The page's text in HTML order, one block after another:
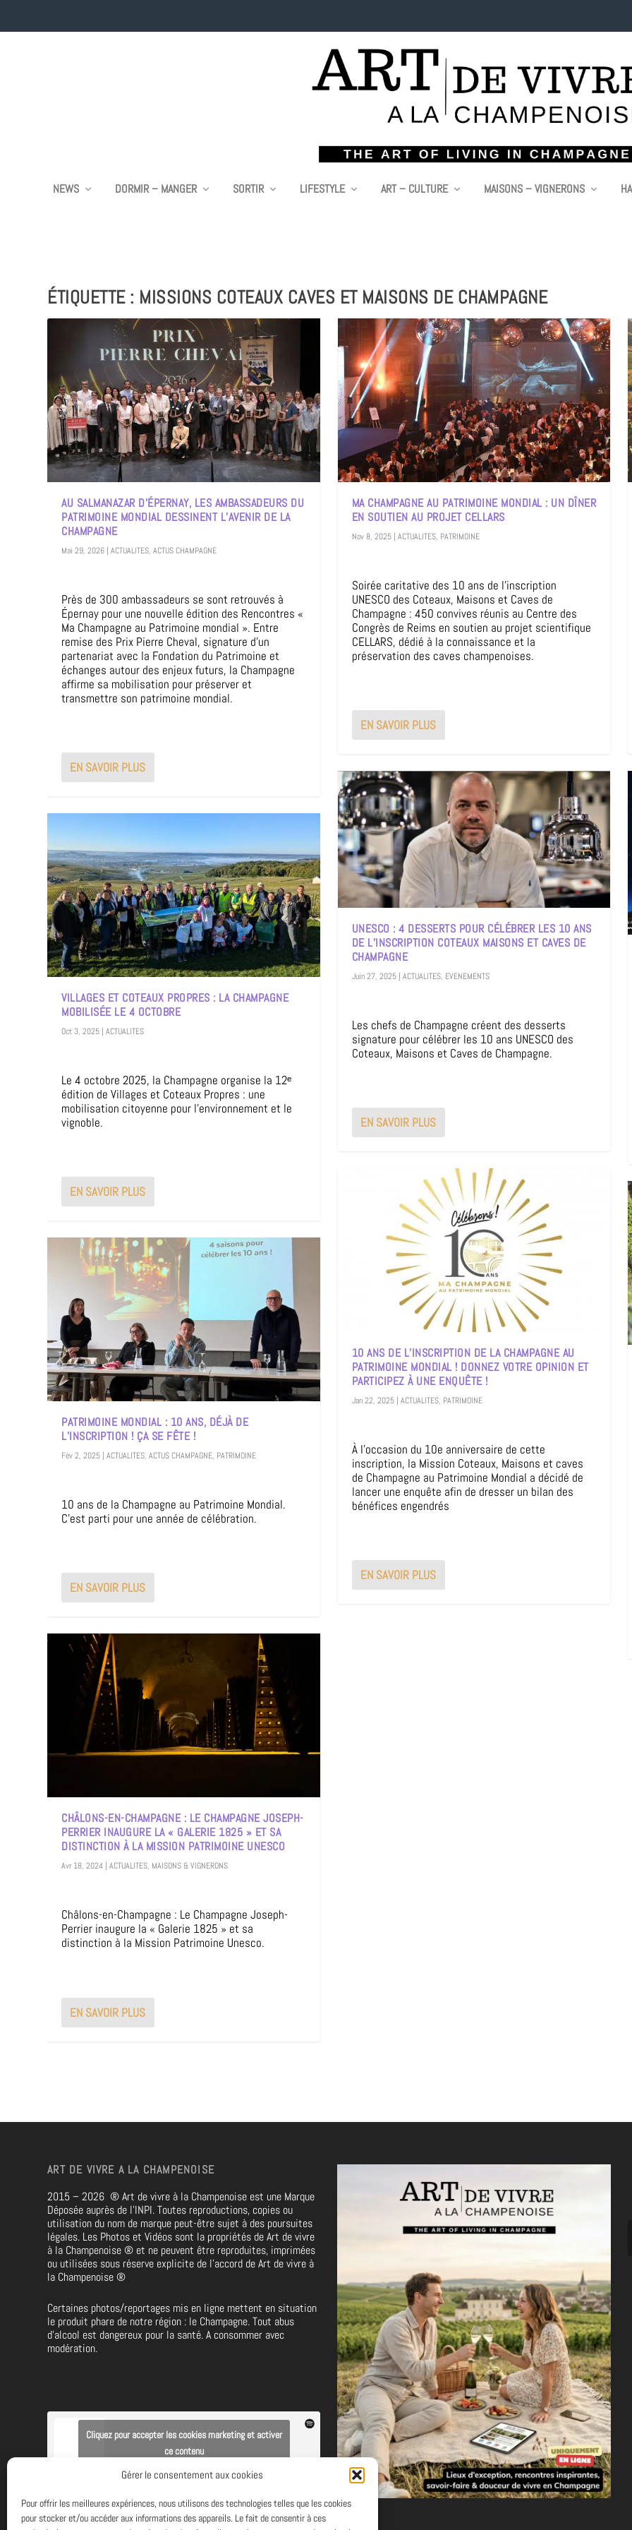
Gérer le consentement aux cookies
Pour offrir les meilleures expériences, nous utilisons des technologies telles que les cookies
pour stocker et/ou accéder aux informations des appareils. Le fait de consentir à ces
NEWS DORMIR – MANGER SORTIR LIFESTYLE ART – CULTURE MAISONS – VIGNERONS
ÉTIQUETTE : MISSIONS COTEAUX CAVES ET MAISONS DE CHAMPAGNE
AU SALMANAZAR D’ÉPERNAY, LES AMBASSADEURS DU
PATRIMOINE MONDIAL DESSINENT L’AVENIR DE LA
CHAMPAGNE
Mai 29, 2026 |ACTUALITES,ACTUS CHAMPAGNE
Près de 300 ambassadeurs se sont retrouvés à
Épernay pour une nouvelle édition des Rencontres «
Ma Champagne au Patrimoine mondial ». Entre
remise des Prix Pierre Cheval, signature d’un
partenariat avec la Fondation du Patrimoine et
échanges autour des enjeux futurs, la Champagne
affirme sa mobilisation pour préserver et
transmettre son patrimoine mondial.
EN SAVOIR PLUS
VILLAGES ET COTEAUX PROPRES : LA CHAMPAGNE
MOBILISÉE LE 4 OCTOBRE
Oct 3, 2025 |ACTUALITES
Le 4 octobre 2025, la Champagne organise la 12ᵉ
édition de Villages et Coteaux Propres : une
mobilisation citoyenne pour l’environnement et le
vignoble.
EN SAVOIR PLUS
PATRIMOINE MONDIAL : 10 ANS, DÉJÀ DE
L’INSCRIPTION ! ÇA SE FÊTE !
Fév 2, 2025 |ACTUALITES,ACTUS CHAMPAGNE, PATRIMOINE
10 ans de la Champagne au Patrimoine Mondial.
C’est parti pour une année de célébration.
EN SAVOIR PLUS
CHÂLONS-EN-CHAMPAGNE : LE CHAMPAGNE JOSEPH-
PERRIER INAUGURE LA « GALERIE 1825 » ET SA
DISTINCTION À LA MISSION PATRIMOINE UNESCO
Avr 18, 2024 |ACTUALITES, MAISONS & VIGNERONS
Châlons-en-Champagne : Le Champagne Joseph-
Perrier inaugure la « Galerie 1825 » et sa
distinction à la Mission Patrimoine Unesco.
EN SAVOIR PLUS
MA CHAMPAGNE AU PATRIMOINE MONDIAL : UN DÎNER
EN SOUTIEN AU PROJET CELLARS
Nov 8, 2025| ACTUALITES, PATRIMOINE
Soirée caritative des 10 ans de l’inscription
UNESCO des Coteaux, Maisons et Caves de
Champagne : 450 convives réunis au Centre des
Congrès de Reims en soutien au projet scientifique
CELLARS, dédié à la connaissance et la
préservation des caves champenoises.
EN SAVOIR PLUS
UNESCO : 4 DESSERTS POUR CÉLÉBRER LES 10 ANS
DE L’INSCRIPTION COTEAUX MAISONS ET CAVES DE
CHAMPAGNE
Juin 27, 2025| ACTUALITES, EVENEMENTS
Les chefs de Champagne créent des desserts
signature pour célébrer les 10 ans UNESCO des
Coteaux, Maisons et Caves de Champagne.
EN SAVOIR PLUS
10 ANS DE L’INSCRIPTION DE LA CHAMPAGNE AU
PATRIMOINE MONDIAL ! DONNEZ VOTRE OPINION ET
PARTICIPEZ À UNE ENQUÊTE !
Jan 22, 2025| ACTUALITES, PATRIMOINE
À l’occasion du 10e anniversaire de cette
inscription, la Mission Coteaux, Maisons et caves
de Champagne au Patrimoine Mondial a décidé de
lancer une enquête afin de dresser un bilan des
bénéfices engendrés
EN SAVOIR PLUS
ART DE VIVRE A LA CHAMPENOISE
2015 – 2026®Art de vivre à la Champenoise est une Marque
Déposée auprès de l’INPI. Toutes reproductions, copies ou
utilisation du nom de marque peut-être sujet à des poursuites
légales. Les Photos et Vidéos sont la propriétés de Art de vivre
à la Champenoise® et ne peuvent être reproduites, imprimées
ou utilisées sous réserve explicite de l’accord de Art de vivre à
la Champenoise®
Certaines photos/reportages mis en ligne mettent en situation
le produit phare de notre région : le Champagne. Tout abus
d’alcool est dangereux pour la santé. A consommer avec
modération.
Cliquez pour accepter les cookies marketing et activer
ce contenu
ECOUTEZ de la bonne musique avecART DE VIVRE A LA
CHAMPENOISE
SPOTIFY